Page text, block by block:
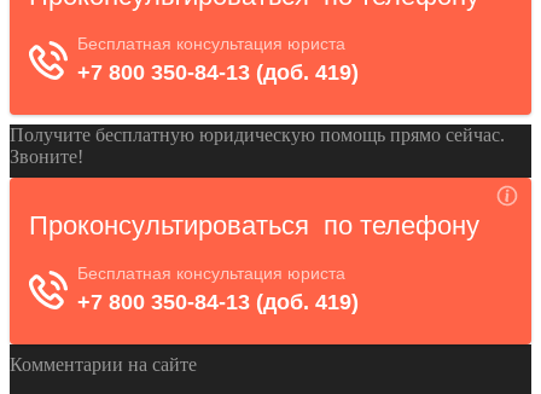
Получите бесплатную юридическую помощь прямо сейчас.
Звоните!
Комментарии на сайте